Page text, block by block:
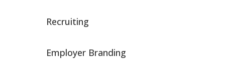
Recruiting
Employer Branding